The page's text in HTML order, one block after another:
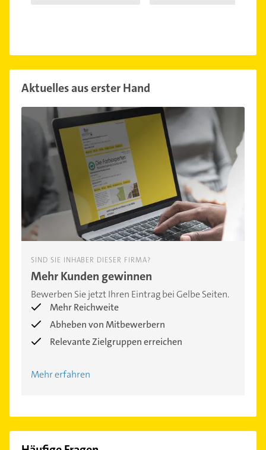
Aktuelles aus erster Hand
SIND SIE INHABER DIESER FIRMA?
Mehr Kunden gewinnen
Bewerben Sie jetzt Ihren Eintrag bei Gelbe Seiten.
Mehr Reichweite
Abheben von Mitbewerbern
Relevante Zielgruppen erreichen
Mehr erfahren